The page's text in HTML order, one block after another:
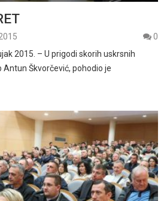
0
2015. – U prigodi skorih uskrsnih
Antun Škvorčević, pohodio je